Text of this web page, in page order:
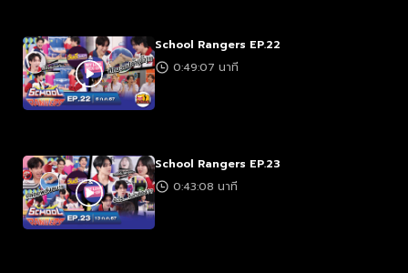
School Rangers EP.22
0:49:07 นาที
School Rangers EP.23
0:43:08 นาที